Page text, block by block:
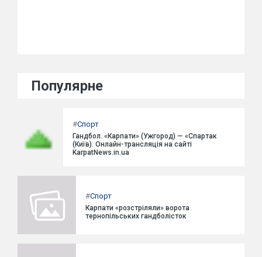
Популярне
#Спорт
Гандбол. «Карпати» (Ужгород) — «Спартак
(Київ). Онлайн-трансляція на сайті
KarpatNews.in.ua
#Спорт
Карпати «розстріляли» ворота
тернопільських гандболісток